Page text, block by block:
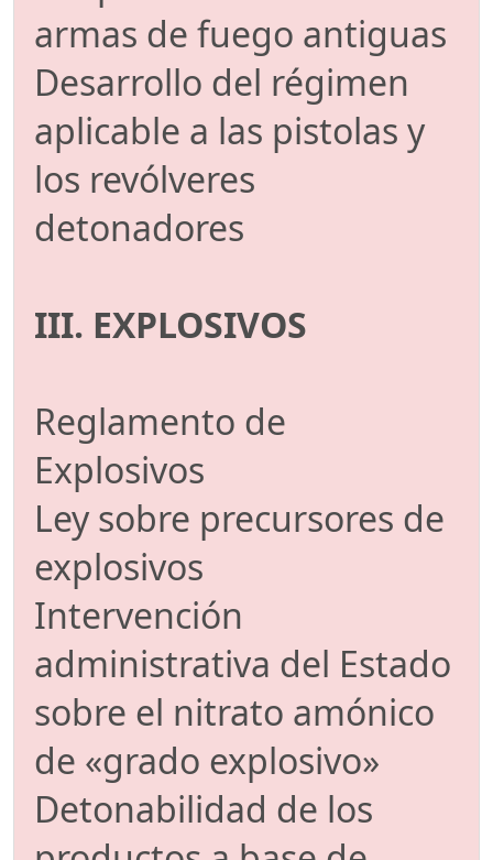
armas de fuego antiguas
Desarrollo del régimen
aplicable a las pistolas y
los revólveres
detonadores
III. EXPLOSIVOS
Reglamento de
Explosivos
Ley sobre precursores de
explosivos
Intervención
administrativa del Estado
sobre el nitrato amónico
de «grado explosivo»
Detonabilidad de los